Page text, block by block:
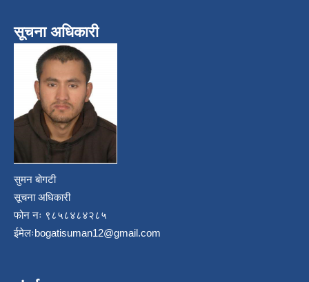
सूचना अधिकारी
सुमन बोगटी
सूचना अधिकारी
फोन नः ९८५८४८४२८५
ईमेलःbogatisuman12@gmail.com